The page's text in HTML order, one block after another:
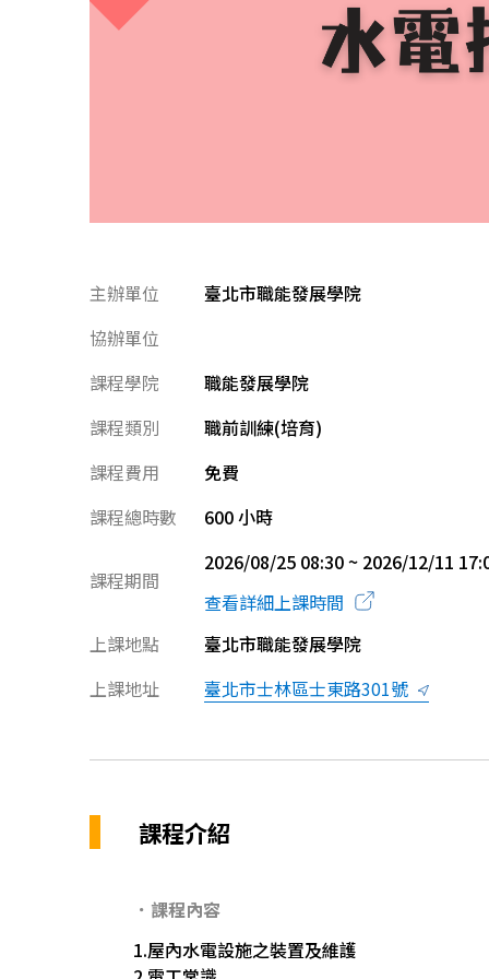
主辦單位
臺北市職能發展學院
協辦單位
課程學院
職能發展學院
課程類別
職前訓練(培育)
課程費用
免費
課程總時數
600 小時
課程期間
2026/08/25 08:30 ~ 2026/12/11
查看詳細上課時間
上課地點
臺北市職能發展學院
上課地址
臺北市士林區士東路301號
課程介紹
．課程內容
1.屋內水電設施之裝置及維護